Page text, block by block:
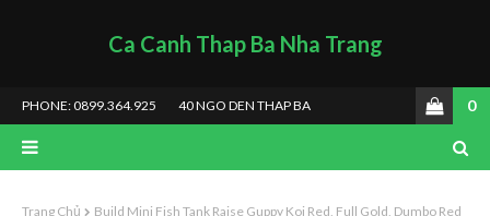
Ca Canh Thap Ba Nha Trang
PHONE: 0899.364.925 40 NGO DEN THAP BA 0
Trang Chủ Build Mini Fish Tank Raise Guppy Koi Red, Full Gold, Dumbo Red